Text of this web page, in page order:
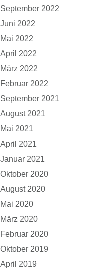
September 2022
Juni 2022
Mai 2022
April 2022
März 2022
Februar 2022
September 2021
August 2021
Mai 2021
April 2021
Januar 2021
Oktober 2020
August 2020
Mai 2020
März 2020
Februar 2020
Oktober 2019
April 2019